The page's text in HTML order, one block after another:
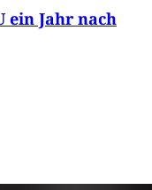
ein Jahr nach